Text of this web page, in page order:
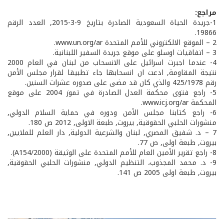
مراجع:
1-جريدة الحياة السعودية الصادرة بتاريخ 9-3-2015, العدد الرقم
19866.
2 – الموقع الالكتروني للأمم المتحدة www.un.org/ar.
3 – اتفاقيات اوسلو على موقع جريدة السفير اللبنانية.
4- عندما اجبرت اسرائيل على الانسحاب من لبنان في العام 2000
نتيجة المقاومة, ادعت ان انسحابها جاء تطبيقا لقرار مجلس الأمن
رقم 425/1978 والذي كان قد مضى على صدوره عشرات السنين.
5- راجع فتوى محكمة العدل الصادرة في تموز 2004 على موقع
المحكمة www.icj.org/ar.
6- راجع كتابنا مجلس الأمن ودوره في حماية السلام الدولي,
منشورات الحلبي الحقوقية, بيروت, طبعة الاولى, 2012 ص 180.
7 – د. شفيق المصري, لبنان والشرعية الدولية, دار العلم للملايين,
بيروت, طبعة اولى, ص 77.
8- راجع تقرير الأمين العام للأمم المتحدة على الوثيقة (A154/2000).
9- د. محمد المجذوب، التنظيم الدولي, منشورات الحلبي الحقوقية,
بيروت, طبعة اولى 2005 ص 141.